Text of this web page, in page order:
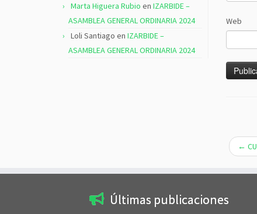
Marta Higuera Rubio en IZARBIDE –
ASAMBLEA GENERAL ORDINARIA 2024
Loli Santiago en IZARBIDE –
ASAMBLEA GENERAL ORDINARIA 2024
Web
←
Últimas publicaciones